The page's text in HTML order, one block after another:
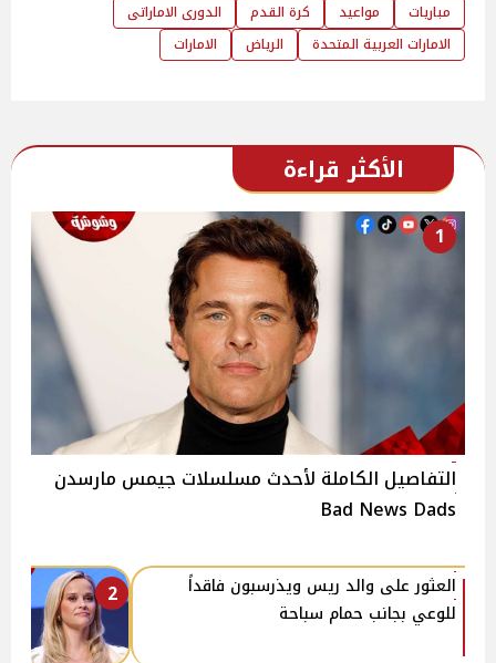
مباريات مواعيد كرة القدم
الدورى الاماراتى
الامارات العربية المتحدة
الرياض الامارات
الأكثر قراءة
1
التفاصيل الكاملة لأحدث مسلسلات جيمس مارسدن
Bad News Dads
2
العثور على والد ريس ويذرسبون فاقداً
للوعي بجانب حمام سباحة